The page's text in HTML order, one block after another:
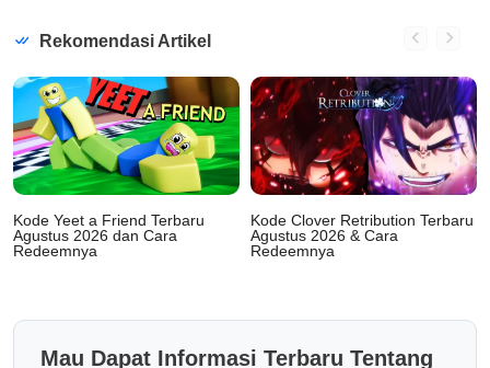
Rekomendasi Artikel
Kode Yeet a Friend Terbaru
Agustus 2026 dan Cara
Redeemnya
Kode Clover Retribution Terbaru
Agustus 2026 & Cara
Redeemnya
Mau Dapat Informasi Terbaru Tentang